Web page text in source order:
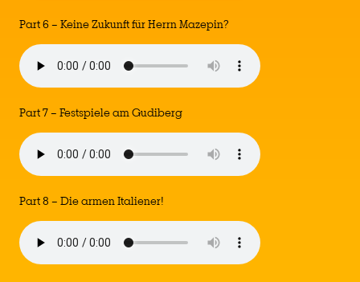
Part 6 – Keine Zukunft für Herrn Mazepin?
Part 7 – Festspiele am Gudiberg
Part 8 – Die armen Italiener!